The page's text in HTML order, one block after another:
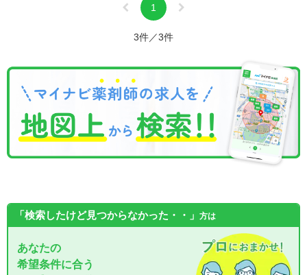
1
3件／3件
「検索したけど見つからなかった・・」 方は
あなたの
希望条件に合う